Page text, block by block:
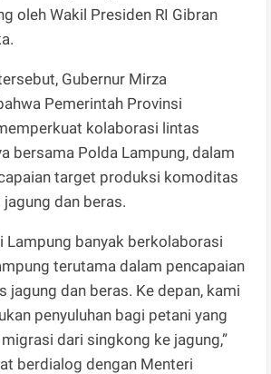
oleh Wakil Presiden RI Gibran
Gubernur Mirza
Pemerintah Provinsi
kolaborasi lintas
bersama Polda Lampung, dalam
target produksi komoditas
dan beras.
Lampung banyak berkolaborasi
terutama dalam pencapaian
jagung dan beras. Ke depan, kami
penyuluhan bagi petani yang
dari singkong ke jagung,”
berdialog dengan Menteri